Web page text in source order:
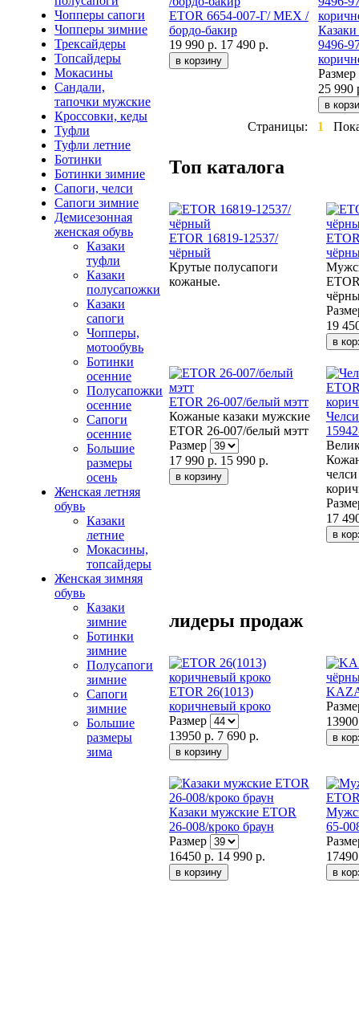
Чопперы сапоги
Чопперы зимние
Трексайдеры
Топсайдеры
Мокасины
Сандали,
тапочки мужские
Кроссовки, кеды
Туфли
Туфли летние
Ботинки
Ботинки зимние
Сапоги, челси
Сапоги зимние
Демисезонная
женская обувь
Казаки
туфли
Казаки
полусапожки
Казаки
сапоги
Чопперы,
мотообувь
Ботинки
осенние
Полусапожки
осенние
Сапоги
осенние
Большие
размеры
осень
Женская летняя
обувь
Казаки
летние
Мокасины,
топсайдеры
Женская зимняя
обувь
Казаки
зимние
Ботинки
зимние
Полусапоги
зимние
Сапоги
зимние
Большие
размеры
зима
ETOR 6654-007-Г/ МЕХ /
бордо-бакир
19 990 р. 17 490 р.
9496-
Размер
25 990
Страницы: 1
Топ каталога
ETOR 16819-12537/
чёрный
Крутые полусапоги
кожаные.
19
ETOR 26-007/белый мэтт
Кожаные казаки мужские
ETOR 26-007/белый мэтт
Размер
17 990 р. 15 990 р.
17
лидеры продаж
ETOR 26(1013)
коричневый кроко
Размер
13950 р. 7 690 р.
Казаки мужские ETOR
26-008/кроко браун
Размер
16450 р. 14 990 р.
65-